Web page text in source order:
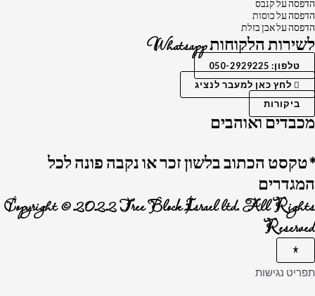
הדפסה על קנבס
הדפסה על כוסות
הדפסה על אבן בזלת
לשירות הלקוחות Whatsapp
טלפון: 050-2929225
לחץ כאן למעבר לנציג
ביקורות
מכבדים ואוהבים
*טקסט הכתוב בלשון זכר או נקבה פונה לכל
המגדרים
Copyright © 2022 Tree Block Israel ltd. All Rights
Reserved
תפריט נגישות